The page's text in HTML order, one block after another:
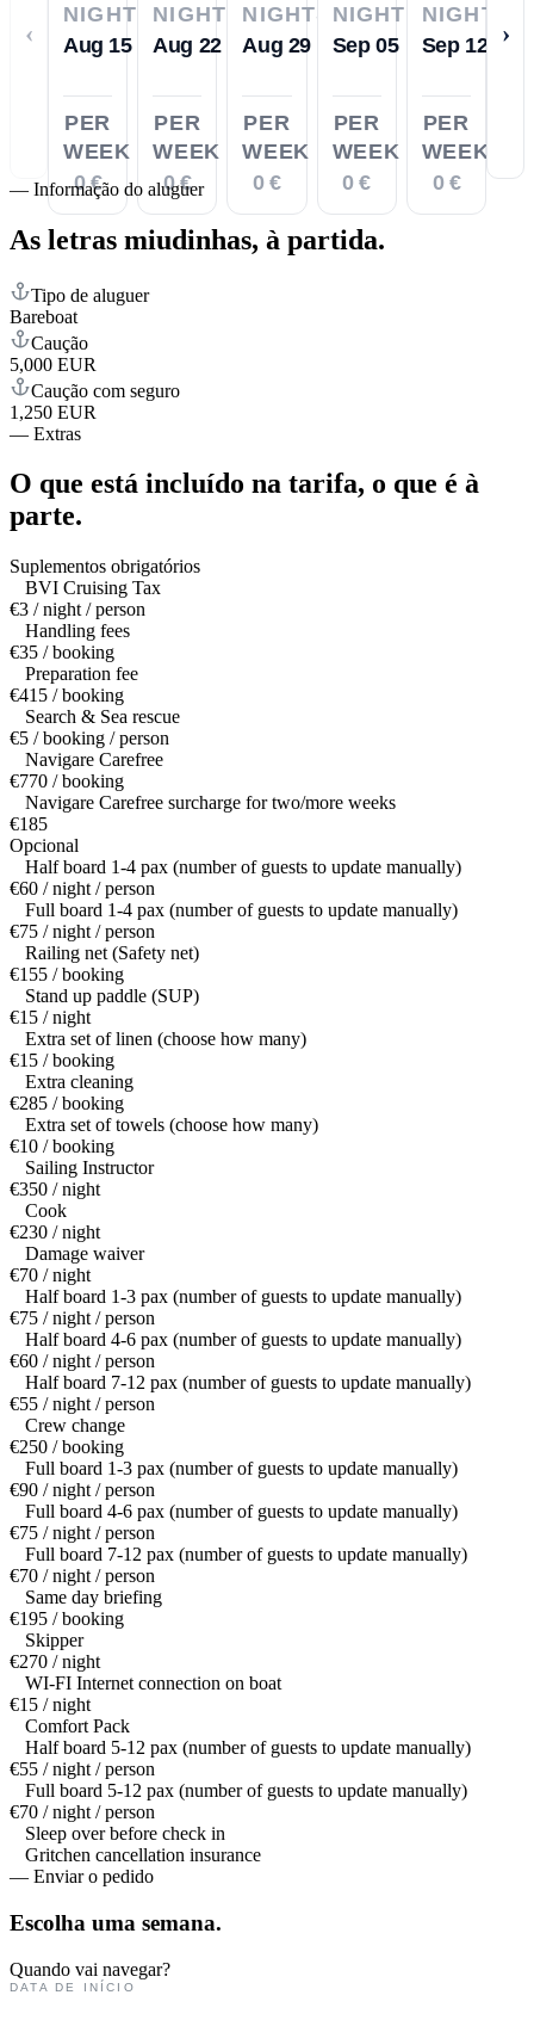
‹
NIGHTS
Aug 15
PER
WEEK
0 €
NIGHTS
Aug 22
PER
WEEK
0 €
NIGHTS
Aug 29
PER
WEEK
0 €
NIGHTS
Sep 05
PER
WEEK
0 €
NIGHTS
Sep 12
PER
WEEK
0 €
›
— Informação do aluguer
As letras miudinhas, à partida.
Tipo de aluguer
Bareboat
Caução
5,000 EUR
Caução com seguro
1,250 EUR
— Extras
O que está incluído na tarifa, o que é à
parte.
Suplementos obrigatórios
BVI Cruising Tax
€3 / night / person
Handling fees
€35 / booking
Preparation fee
€415 / booking
Search & Sea rescue
€5 / booking / person
Navigare Carefree
€770 / booking
Navigare Carefree surcharge for two/more weeks
€185
Opcional
Half board 1-4 pax (number of guests to update manually)
€60 / night / person
Full board 1-4 pax (number of guests to update manually)
€75 / night / person
Railing net (Safety net)
€155 / booking
Stand up paddle (SUP)
€15 / night
Extra set of linen (choose how many)
€15 / booking
Extra cleaning
€285 / booking
Extra set of towels (choose how many)
€10 / booking
Sailing Instructor
€350 / night
Cook
€230 / night
Damage waiver
€70 / night
Half board 1-3 pax (number of guests to update manually)
€75 / night / person
Half board 4-6 pax (number of guests to update manually)
€60 / night / person
Half board 7-12 pax (number of guests to update manually)
€55 / night / person
Crew change
€250 / booking
Full board 1-3 pax (number of guests to update manually)
€90 / night / person
Full board 4-6 pax (number of guests to update manually)
€75 / night / person
Full board 7-12 pax (number of guests to update manually)
€70 / night / person
Same day briefing
€195 / booking
Skipper
€270 / night
WI-FI Internet connection on boat
€15 / night
Comfort Pack
Half board 5-12 pax (number of guests to update manually)
€55 / night / person
Full board 5-12 pax (number of guests to update manually)
€70 / night / person
Sleep over before check in
Gritchen cancellation insurance
— Enviar o pedido
Escolha uma semana.
Quando vai navegar?
DATA DE INÍCIO